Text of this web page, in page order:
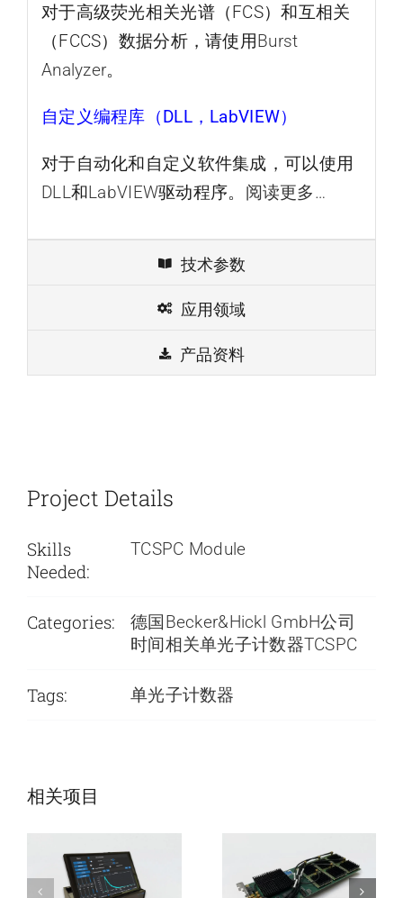
对于高级荧光相关光谱（FCS）和互相关
（FCCS）数据分析，请使用Burst
Analyzer。
自定义编程库（DLL，LabVIEW）
对于自动化和自定义软件集成，可以使用
DLL和LabVIEW驱动程序。 阅读更多…
技术参数
应用领域
产品资料
Project Details
Skills
Needed:
TCSPC Module
Categories:
德国Becker&Hickl GmbH公司
时间相关单光子计数器TCSPC
Tags: 单光子计数器
相关项目
携时间相关单光